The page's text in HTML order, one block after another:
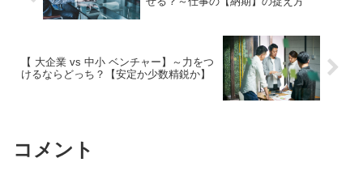
【 大企業 vs 中小 ベンチャー】～力をつ
けるならどっち？【安定か少数精鋭か】
コメント